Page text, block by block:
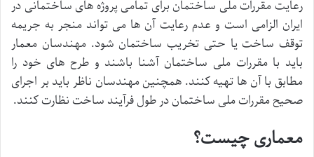
رعایت مقررات ملی ساختمان برای تمامی پروژه های ساختمانی در
ایران الزامی است و عدم رعایت آن ها می تواند منجر به جریمه
توقف ساخت یا حتی تخریب ساختمان شود. مهندسان معمار
باید با مقررات ملی ساختمان آشنا باشند و طرح های خود را
مطابق با آن ها تهیه کنند. همچنین مهندسان ناظر باید بر اجرای
صحیح مقررات ملی ساختمان در طول فرآیند ساخت نظارت کنند.
معماری چیست؟